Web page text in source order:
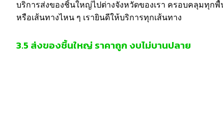
บริการส่งของชิ้นใหญ่ไปต่างจังหวัดของเรา ครอบคลุมทุกพื้
หรือเส้นทางไหน ๆ เรายินดีให้บริการทุกเส้นทาง
3.5 ส่งของชิ้นใหญ่ ราคาถูก งบไม่บานปลาย